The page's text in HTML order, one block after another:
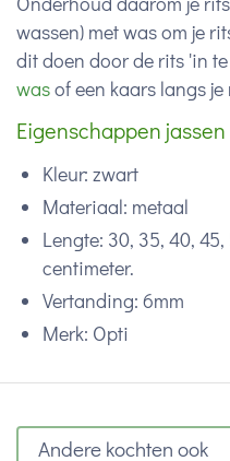
wassen) met was om je
dit doen door de rits 'in
wasof een kaars langs je
Eigenschappen
Kleur: zwart
Materiaal: metaal
Lengte: 30, 35, 40,
centimeter.
Vertanding: 6mm
Merk: Opti
Andere kochten ook